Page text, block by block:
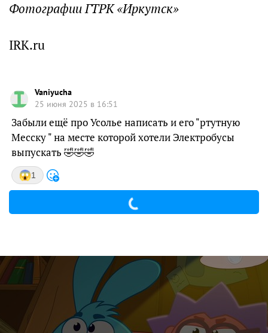
Фотографии ГТРК «Иркутск»
IRK.ru
Vaniyucha
25 июня 2025 в 16:51
Забыли ещё про Усолье написать и его "ртутную
Месску " на месте которой хотели Электробусы
выпускать 🤣🤣🤣
1